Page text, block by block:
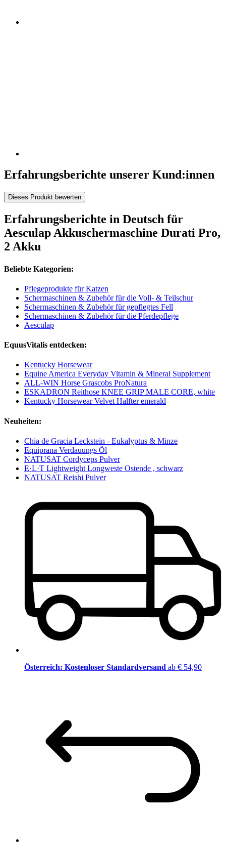
Erfahrungsberichte unserer Kund:innen
Dieses Produkt bewerten
Erfahrungsberichte in Deutsch für
Aesculap Akkuschermaschine Durati Pro,
2 Akku
Beliebte Kategorien:
Pflegeprodukte für Katzen
Schermaschinen & Zubehör für die Voll- & Teilschur
Schermaschinen & Zubehör für gepflegtes Fell
Schermaschinen & Zubehör für die Pferdepflege
Aesculap
EquusVitalis entdecken:
Kentucky Horsewear
Equine America Everyday Vitamin & Mineral Supplement
ALL-WIN Horse Grascobs ProNatura
ESKADRON Reithose KNEE GRIP MALE CORE, white
Kentucky Horsewear Velvet Halfter emerald
Neuheiten:
Chia de Gracia Leckstein - Eukalyptus & Minze
Equiprana Verdauungs Öl
NATUSAT Cordyceps Pulver
E·L·T Lightweight Longweste Ostende , schwarz
NATUSAT Reishi Pulver
Österreich: Kostenloser Standardversand ab € 54,90